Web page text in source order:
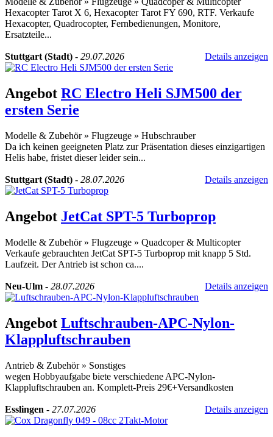
Hexacopter Tarot X 6, Hexacopter Tarot FY 690, RTF. Verkaufe
Hexacopter, Quadrocopter, Fernbedienungen, Monitore,
Ersatzteile...
Stuttgart (Stadt) - 29.07.2026 Details anzeigen
Angebot RC Electro Heli SJM500 der
ersten Serie
Modelle & Zubehör » Flugzeuge » Hubschrauber
Da ich keinen geeigneten Platz zur Präsentation dieses einzigartigen
Helis habe, fristet dieser leider sein...
Stuttgart (Stadt) - 28.07.2026 Details anzeigen
Angebot JetCat SPT-5 Turboprop
Modelle & Zubehör » Flugzeuge » Quadcoper & Multicopter
Verkaufe gebrauchten JetCat SPT-5 Turboprop mit knapp 5 Std.
Laufzeit. Der Antrieb ist schon ca....
Neu-Ulm - 28.07.2026 Details anzeigen
Angebot Luftschrauben-APC-Nylon-
Klappluftschrauben
Antrieb & Zubehör » Sonstiges
wegen Hobbyaufgabe biete verschiedene APC-Nylon-
Klappluftschrauben an. Komplett-Preis 29€+Versandkosten
Esslingen - 27.07.2026 Details anzeigen